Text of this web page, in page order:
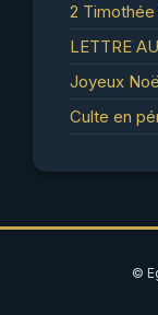
2
LETTRE
Joyeux
Culte en
©